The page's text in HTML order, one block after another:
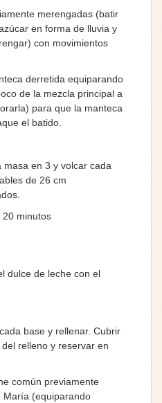
merengadas (batir
en forma de lluvia y
con movimientos
derretida equiparando
de la mezcla principal a
para que la manteca
el batido.
masa en 3 y volcar cada
de 26 cm
20 minutos
dulce de leche con el
base y rellenar. Cubrir
relleno y reservar en
común previamente
María (equiparando